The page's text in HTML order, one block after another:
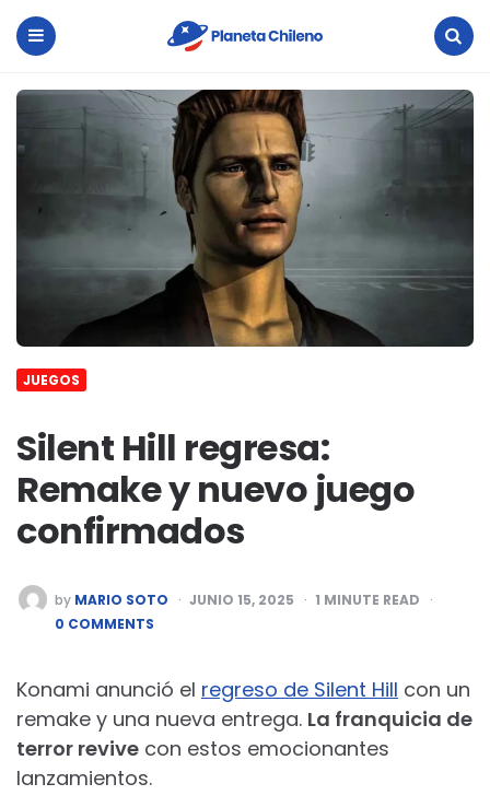
Planeta
Chileno
JUEGOS
Silent Hill regresa:
Remake y nuevo juego
confirmados
POSTED
BY
by MARIO SOTO JUNIO 15, 2025 1 MINUTE READ
0 COMMENTS
Konami anunció el regreso de Silent Hill con un
remake y una nueva entrega. La franquicia de
terror revive con estos emocionantes
lanzamientos.